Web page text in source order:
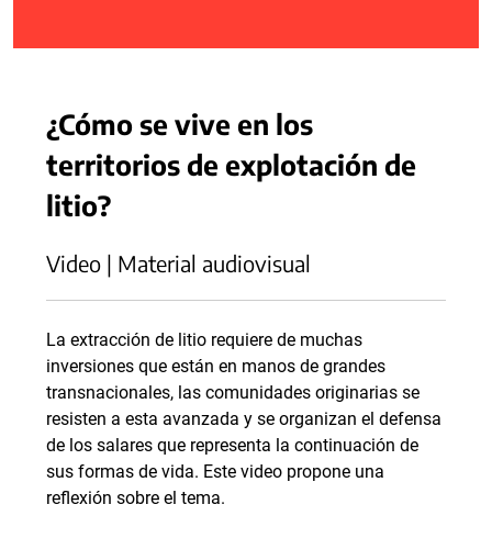
¿Cómo se vive en los
territorios de explotación de
litio?
Video | Material audiovisual
La extracción de litio requiere de muchas
inversiones que están en manos de grandes
transnacionales, las comunidades originarias se
resisten a esta avanzada y se organizan el defensa
de los salares que representa la continuación de
sus formas de vida. Este video propone una
reflexión sobre el tema.